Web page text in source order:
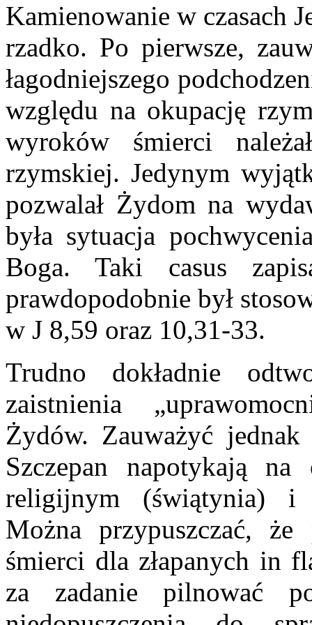
Kamienowanie w czasach
rzadko. Po pierwsze,
łagodniejszego
względu na okupację
wyroków śmierci
rzymskiej. Jedynym
pozwalał Żydom na
była sytuacja
Boga. Taki casus
prawdopodobnie był
w J 8,59 oraz 10,31-33.
Trudno dokładnie
zaistnienia
Żydów. Zauważyć
Szczepan napotykają
religijnym (świątynia) i
Można przypuszczać,
śmierci dla złapanych in
za zadanie pilnować